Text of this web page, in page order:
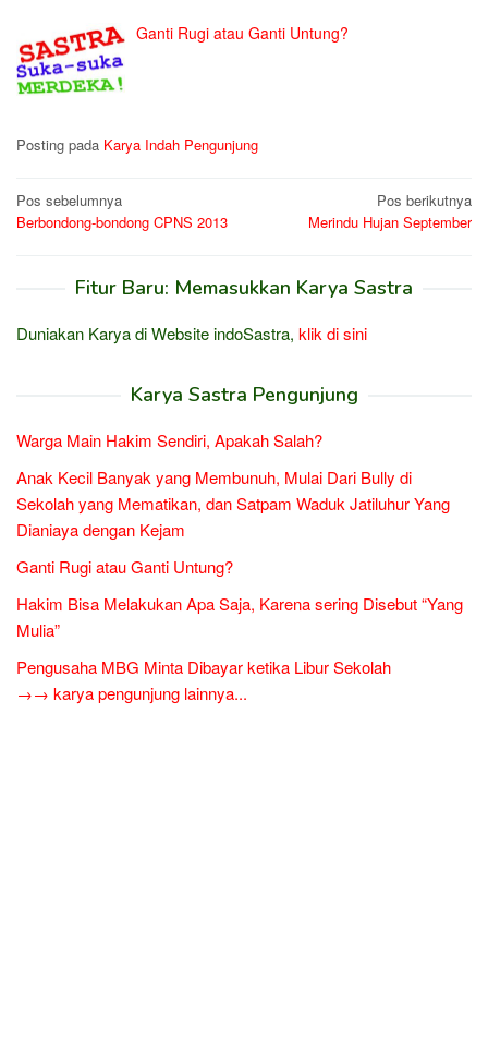
Ganti Rugi atau Ganti Untung?
Posting pada Karya Indah Pengunjung
Navigasi
pos
Pos sebelumnya
Berbondong-bondong CPNS 2013
Pos berikutnya
Merindu Hujan September
Fitur Baru: Memasukkan Karya Sastra
Duniakan Karya di Website indoSastra, klik di sini
Karya Sastra Pengunjung
Warga Main Hakim Sendiri, Apakah Salah?
Anak Kecil Banyak yang Membunuh, Mulai Dari Bully di
Sekolah yang Mematikan, dan Satpam Waduk Jatiluhur Yang
Dianiaya dengan Kejam
Ganti Rugi atau Ganti Untung?
Hakim Bisa Melakukan Apa Saja, Karena sering Disebut “Yang
Mulia”
Pengusaha MBG Minta Dibayar ketika Libur Sekolah
→→ karya pengunjung lainnya...